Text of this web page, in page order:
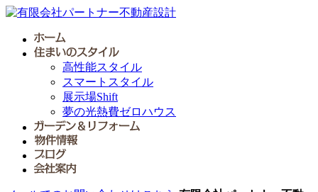
高性能スタイル
スマートスタイル
展示場Shift
夢の光熱費ゼロハウス